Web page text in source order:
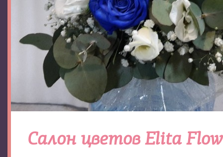
Салон цветов Elita